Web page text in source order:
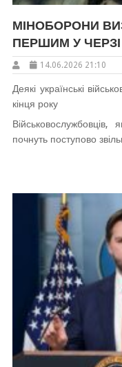
МІНОБОРОНИ
ПЕРШИМ У ЧЕРЗІ
14.06.2026 21:10
Деякі українські
кінця року
почнуть поступово